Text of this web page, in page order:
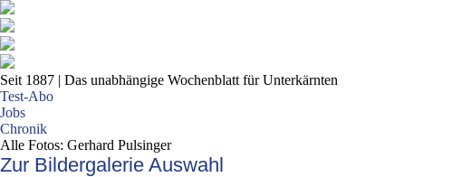
Seit 1887 | Das unabhängige Wochenblatt für Unterkärnten
Test-Abo
Jobs
Chronik
Alle Fotos: Gerhard Pulsinger
Zur Bildergalerie Auswahl